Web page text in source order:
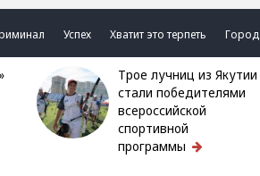
Успех Хватит это терпеть Город
Трое лучниц из Якутии
стали победителями
всероссийской
спортивной
программы